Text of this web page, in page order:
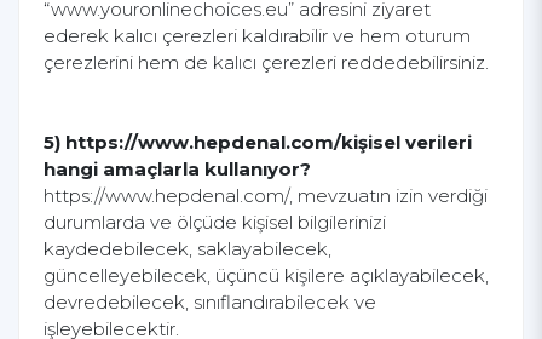
“www.youronlinechoices.eu” adresini ziyaret
ederek kalıcı çerezleri kaldırabilir ve hem oturum
çerezlerini hem de kalıcı çerezleri reddedebilirsiniz.
5) https://www.hepdenal.com/kişisel verileri
hangi amaçlarla kullanıyor?
https://www.hepdenal.com/, mevzuatın izin verdiği
durumlarda ve ölçüde kişisel bilgilerinizi
kaydedebilecek, saklayabilecek,
güncelleyebilecek, üçüncü kişilere açıklayabilecek,
devredebilecek, sınıflandırabilecek ve
işleyebilecektir.